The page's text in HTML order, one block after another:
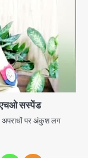
सस्पेंड
अपराधों पर अंकुश लग